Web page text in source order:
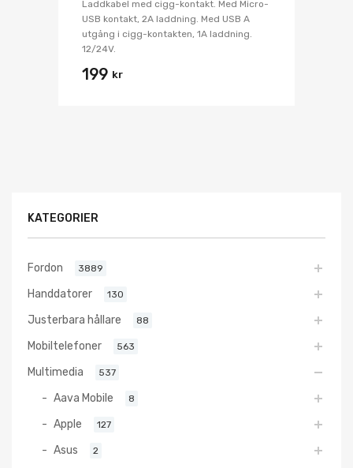
Laddkabel med cigg-kontakt. Med Micro-
USB kontakt, 2A laddning. Med USB A
utgång i cigg-kontakten, 1A laddning.
12/24V.
199 kr
KATEGORIER
Fordon 3889
Handdatorer 130
Justerbara hållare 88
Mobiltelefoner 563
Multimedia 537
Aava Mobile 8
Apple 127
Asus 2